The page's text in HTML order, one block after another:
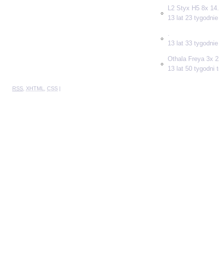
L2 Styx H5 8x
13 lat 23
13 lat 33
Othala Freya 3x
13 lat 50 tygodni
RSS XHTML CSS |